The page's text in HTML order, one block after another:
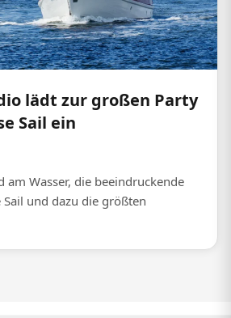
lädt zur großen Party
Sail ein
am Wasser, die beeindruckende
Sail und dazu die größten